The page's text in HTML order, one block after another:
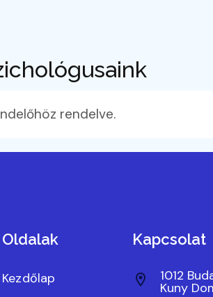
rendelve.
Oldalak
Kezdőlap
Kapcsolat
1012
Kuny